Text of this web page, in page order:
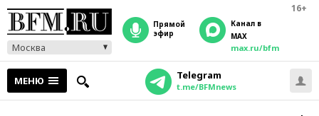
16+
Москва
прямой
эфир
Канал в
MAX
max.ru/bfm
МЕНЮ Telegram
t.me/BFMnews